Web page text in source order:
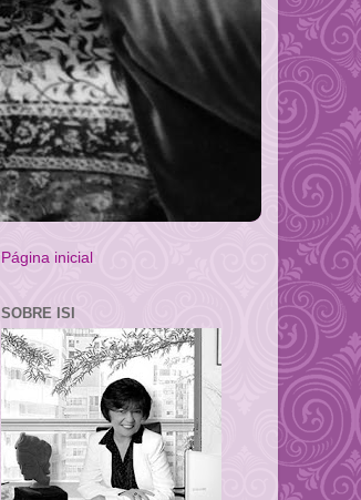
Página inicial
SOBRE ISI